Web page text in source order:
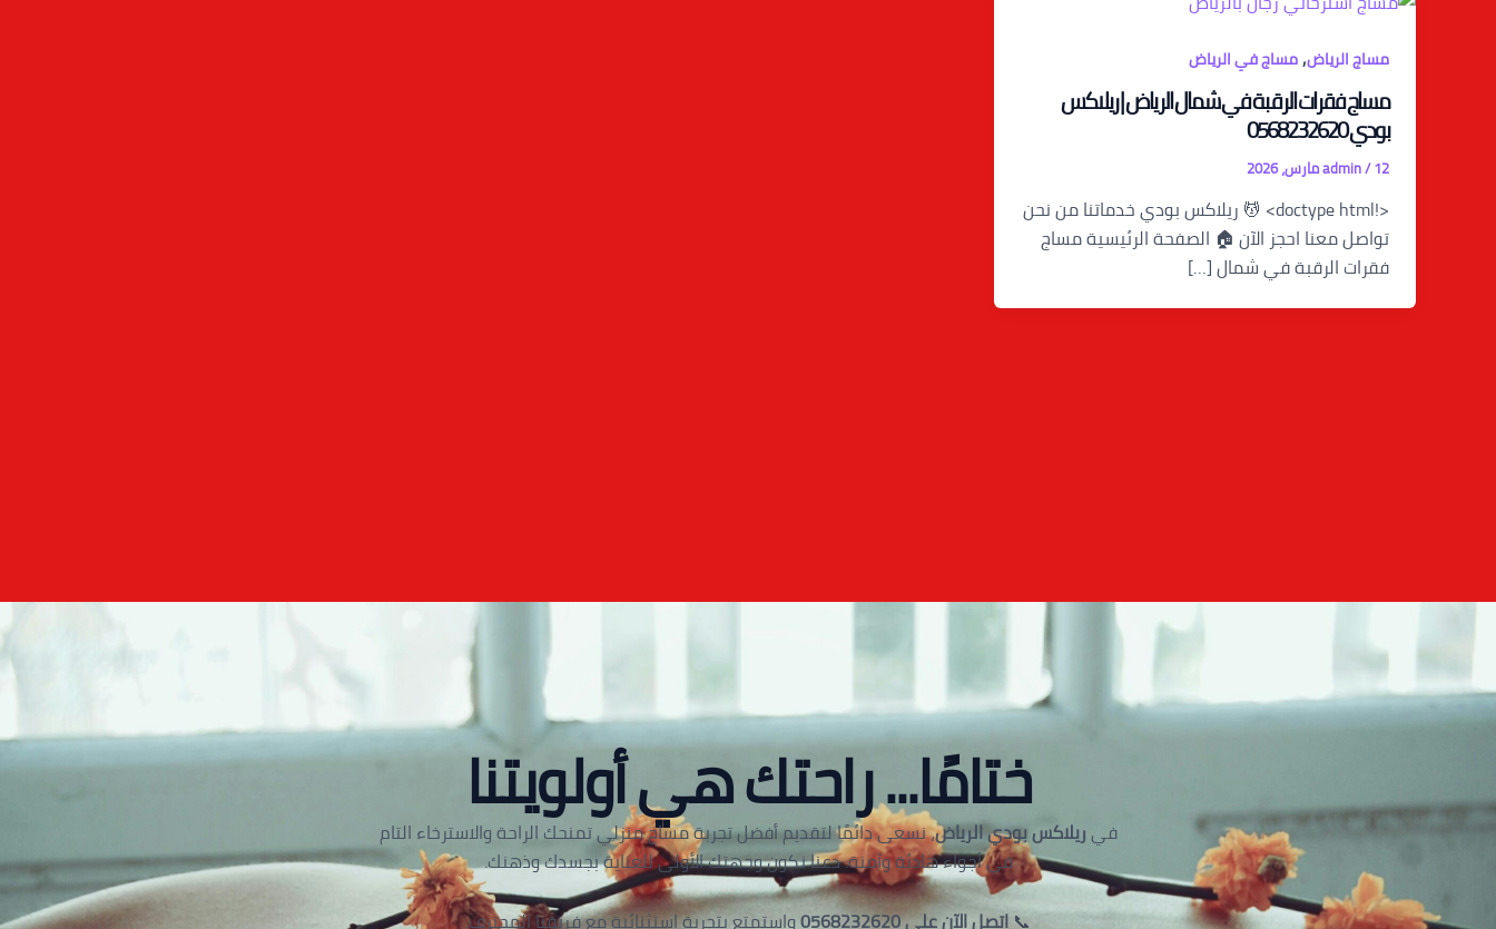
مساج الرياض,مساج في الرياض
مساج فقرات الرقبة في شمال الرياض | ريلاكس
بودي 0568232620
admin/12 مارس، 2026
<!doctype html> 💆 ريلاكس بودي خدماتنا من نحن
تواصل معنا احجز الآن 🏠 الصفحة الرئيسية مساج
فقرات الرقبة في شمال […]
ختامًا... راحتك هي أولويتنا فيريلاكس بودي الرياض، نسعى دائمًا لتقديم أفضل تجربة مساج منزلي تمنحك الراحة والاسترخاء التام
في أجواء هادئة وآمنة. دعنا نكون وجهتك الأولى للعناية بجسدك وذهنك.
📞اتصل الآن على 0568232620 واستمتع بتجربة استثنائية مع فريقنا المحترف.